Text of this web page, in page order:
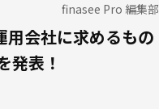
finasee Pro 編集部
用会社に求めるもの
発表！